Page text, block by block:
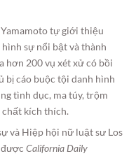
tự giới thiệu
sự nổi bật và thành
hơn 200 vụ xét xử có bồi
bị cáo buộc tội danh hình
tình dục, ma túy, trộm
chất kích thích.
và Hiệp hội nữ luật sư Los
đượcCalifornia Daily